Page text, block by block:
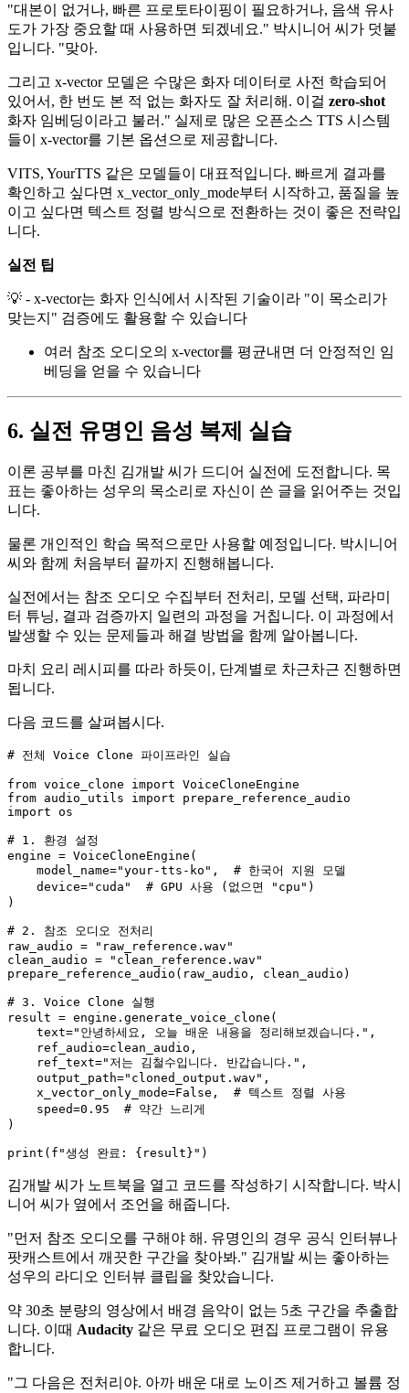
"대본이 없거나, 빠른 프로토타이핑이 필요하거나, 음색 유사
도가 가장 중요할 때 사용하면 되겠네요." 박시니어 씨가 덧붙
입니다. "맞아.
그리고 x-vector 모델은 수많은 화자 데이터로 사전 학습되어
있어서, 한 번도 본 적 없는 화자도 잘 처리해. 이걸 zero-shot
화자 임베딩이라고 불러." 실제로 많은 오픈소스 TTS 시스템
들이 x-vector를 기본 옵션으로 제공합니다.
VITS, YourTTS 같은 모델들이 대표적입니다. 빠르게 결과를
확인하고 싶다면 x_vector_only_mode부터 시작하고, 품질을 높
이고 싶다면 텍스트 정렬 방식으로 전환하는 것이 좋은 전략입
니다.
실전 팁
💡 - x-vector는 화자 인식에서 시작된 기술이라 "이 목소리가
맞는지" 검증에도 활용할 수 있습니다
여러 참조 오디오의 x-vector를 평균내면 더 안정적인 임
베딩을 얻을 수 있습니다
6. 실전 유명인 음성 복제 실습
이론 공부를 마친 김개발 씨가 드디어 실전에 도전합니다. 목
표는 좋아하는 성우의 목소리로 자신이 쓴 글을 읽어주는 것입
니다.
물론 개인적인 학습 목적으로만 사용할 예정입니다. 박시니어
씨와 함께 처음부터 끝까지 진행해봅니다.
실전에서는 참조 오디오 수집부터 전처리, 모델 선택, 파라미
터 튜닝, 결과 검증까지 일련의 과정을 거칩니다. 이 과정에서
발생할 수 있는 문제들과 해결 방법을 함께 알아봅니다.
마치 요리 레시피를 따라 하듯이, 단계별로 차근차근 진행하면
됩니다.
다음 코드를 살펴봅시다.
# 전체 Voice Clone 파이프라인 실습
from voice_clone import
from audio_utils import
import os
# 1. 환경 설정
engine = VoiceCloneEngine(
    model_name=
"your-tts-ko" , # 한국어 지원 모델
    device=
"cuda"
# GPU 사용 (없으면 "cpu")
)
# 2. 참조 오디오 전처리
raw_audio =
"raw_reference.wav"
clean_audio =
"clean_reference.wav"
prepare_reference_audio(raw_audio, clean_audio)
# 3. Voice Clone 실행
result = engine.generate_voice_clone(
    text=
"안녕하세요, 오늘 배운 내용을 정리해보겠습니다." ,
    ref_audio=clean_audio,
    ref_text=
"저는 김철수입니다. 반갑습니다." ,
    output_path=
"cloned_output.wav" ,
    x_vector_only_mode=
False , # 텍스트 정렬 사용
    speed=
0.95
# 약간 느리게
)
print ( f"생성 완료: {result} "
김개발 씨가 노트북을 열고 코드를 작성하기 시작합니다. 박시
니어 씨가 옆에서 조언을 해줍니다.
"먼저 참조 오디오를 구해야 해. 유명인의 경우 공식 인터뷰나
팟캐스트에서 깨끗한 구간을 찾아봐." 김개발 씨는 좋아하는
성우의 라디오 인터뷰 클립을 찾았습니다.
약 30초 분량의 영상에서 배경 음악이 없는 5초 구간을 추출합
니다. 이때 Audacity 같은 무료 오디오 편집 프로그램이 유용
합니다.
"그 다음은 전처리야. 아까 배운 대로 노이즈 제거하고 볼륨 정